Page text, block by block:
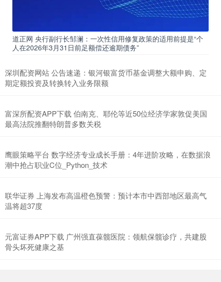
道正网 央行副行长邹澜：一次性信用修复政策的适用前提是“个
人在2026年3月31日前足额偿还逾期债务”
深圳配资网站 公告速递：银河银富货币基金调整大额申购、定
期定额投资及转换转入业务限额
富深所配资APP下载 伯南克、耶伦等近50位经济学家敦促美国
最高法院推翻特朗普多数关税
鹰眼策略平台 数字经济专业成长手册：4年进阶攻略，在数据浪
潮中抢占职业C位_Python_技术
联华证券 上海发布高温橙色预警：预计本市中西部地区最高气
温将超37度
元富证券APP下载 广州强直葆髋医院：领航保髋诊疗，共建股
骨头坏死健康之基